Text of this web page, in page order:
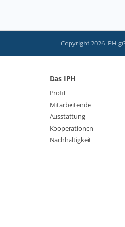
Copyright 2026 IPH
Das IPH
Profil
Mitarbeitende
Ausstattung
Kooperationen
Nachhaltigkeit